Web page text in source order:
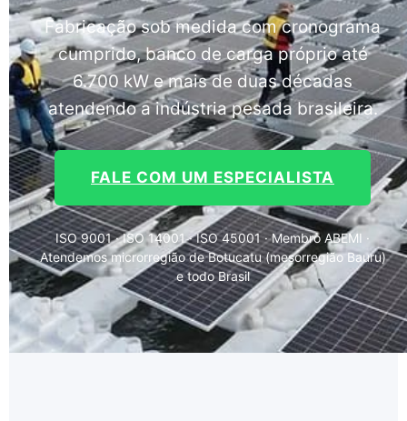
Fabricação sob medida com cronograma
cumprido, banco de carga próprio até
6.700 kW e mais de duas décadas
atendendo a indústria pesada brasileira.
FALE COM UM ESPECIALISTA
ISO 9001 · ISO 14001 · ISO 45001 · Membro ABEMI ·
Atendemos microrregião de Botucatu (mesorregião Bauru)
e todo Brasil